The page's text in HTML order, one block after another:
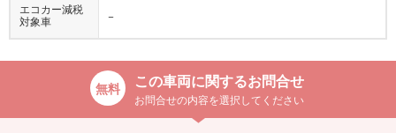
エコカー減税
対象車
−
この車両に関するお問合せ
お問合せの内容を選択してください